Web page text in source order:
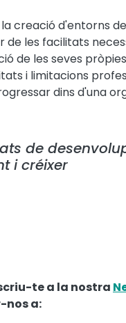
creació d'entorns
de les facilitats
de les seves pròpies
i limitacions
dins d'una
de
i créixer
te a la nostra
nos a: